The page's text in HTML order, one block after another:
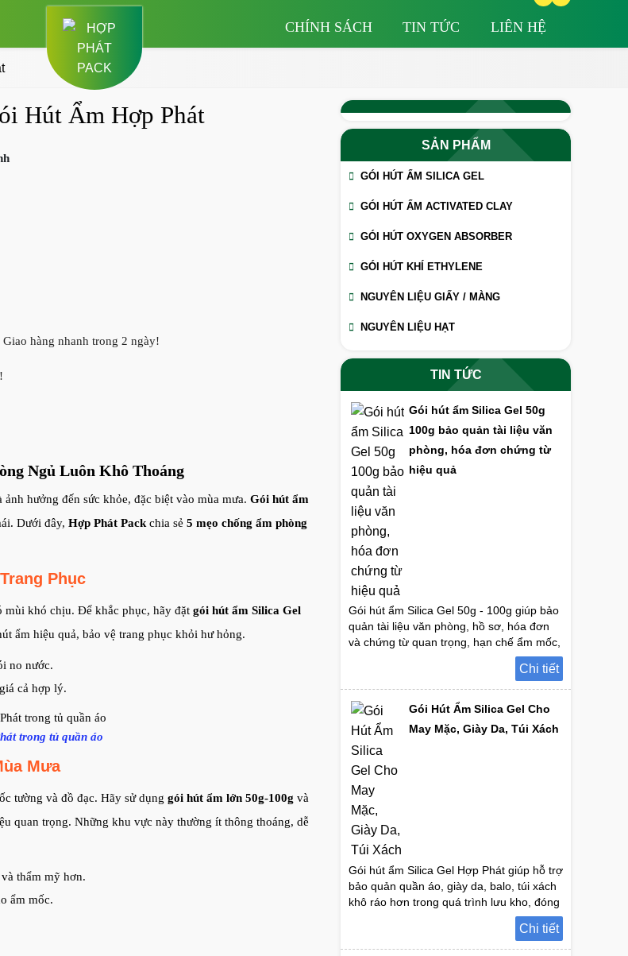
CHÍNH SÁCH TIN TỨC LIÊN HỆ
Hút Ẩm Hợp Phát
hàng nhanh trong 2 ngày!
Ngủ Luôn Khô Thoáng
hưởng đến sức khỏe, đặc biệt vào mùa mưa. Gói hút ẩm
Dưới đây, Hợp Phát Pack chia sẻ 5 mẹo chống ẩm phòng
Phục
mùi khó chịu. Để khắc phục, hãy đặt gói hút ẩm Silica Gel
ẩm hiệu quả, bảo vệ trang phục khỏi hư hỏng.
no nước.
cả hợp lý.
trong tủ quần áo
Mưa
tường và đồ đạc. Hãy sử dụng gói hút ẩm lớn 50g-100g và
quan trọng. Những khu vực này thường ít thông thoáng, dễ
thẩm mỹ hơn.
ẩm mốc.
SẢN PHẨM
GÓI HÚT ẨM SILICA GEL
GÓI HÚT ẨM ACTIVATED CLAY
GÓI HÚT OXYGEN ABSORBER
GÓI HÚT KHÍ ETHYLENE
NGUYÊN LIỆU GIẤY / MÀNG
NGUYÊN LIỆU HẠT
TIN TỨC
Gói hút ẩm Silica Gel 50g
100g bảo quản tài liệu văn
phòng, hóa đơn chứng từ
hiệu quả
Gói hút ẩm Silica Gel 50g - 100g giúp bảo
quản tài liệu văn phòng, hồ sơ, hóa đơn
và chứng từ quan trọng, hạn chế ẩm mốc,
lem chữ, nhòe mực, an toàn và tiết kiệm.
Chi tiết
Gói Hút Ẩm Silica Gel Cho
May Mặc, Giày Da, Túi Xách
Gói hút ẩm Silica Gel Hợp Phát giúp hỗ trợ
bảo quản quần áo, giày da, balo, túi xách
khô ráo hơn trong quá trình lưu kho, đóng
gói và vận chuyển. Tư vấn chọn trọng
Chi tiết